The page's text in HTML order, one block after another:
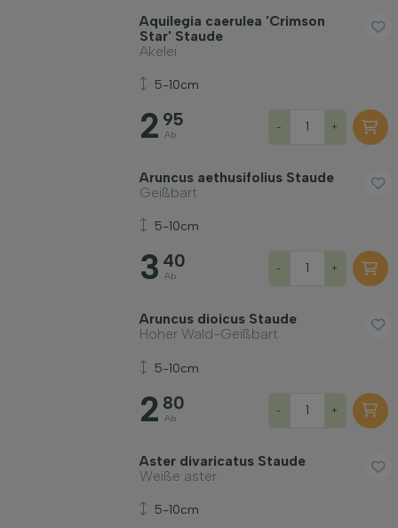
Aquilegia caerulea 'Crimson
Star' Staude
Akelei
5-10cm
2 95
Ab
- +
Aruncus aethusifolius Staude
Geißbart
5-10cm
3 40
Ab
- +
Aruncus dioicus Staude
Hoher Wald-Geißbart
5-10cm
2 80
Ab
- +
Aster divaricatus Staude
Weiße aster
5-10cm